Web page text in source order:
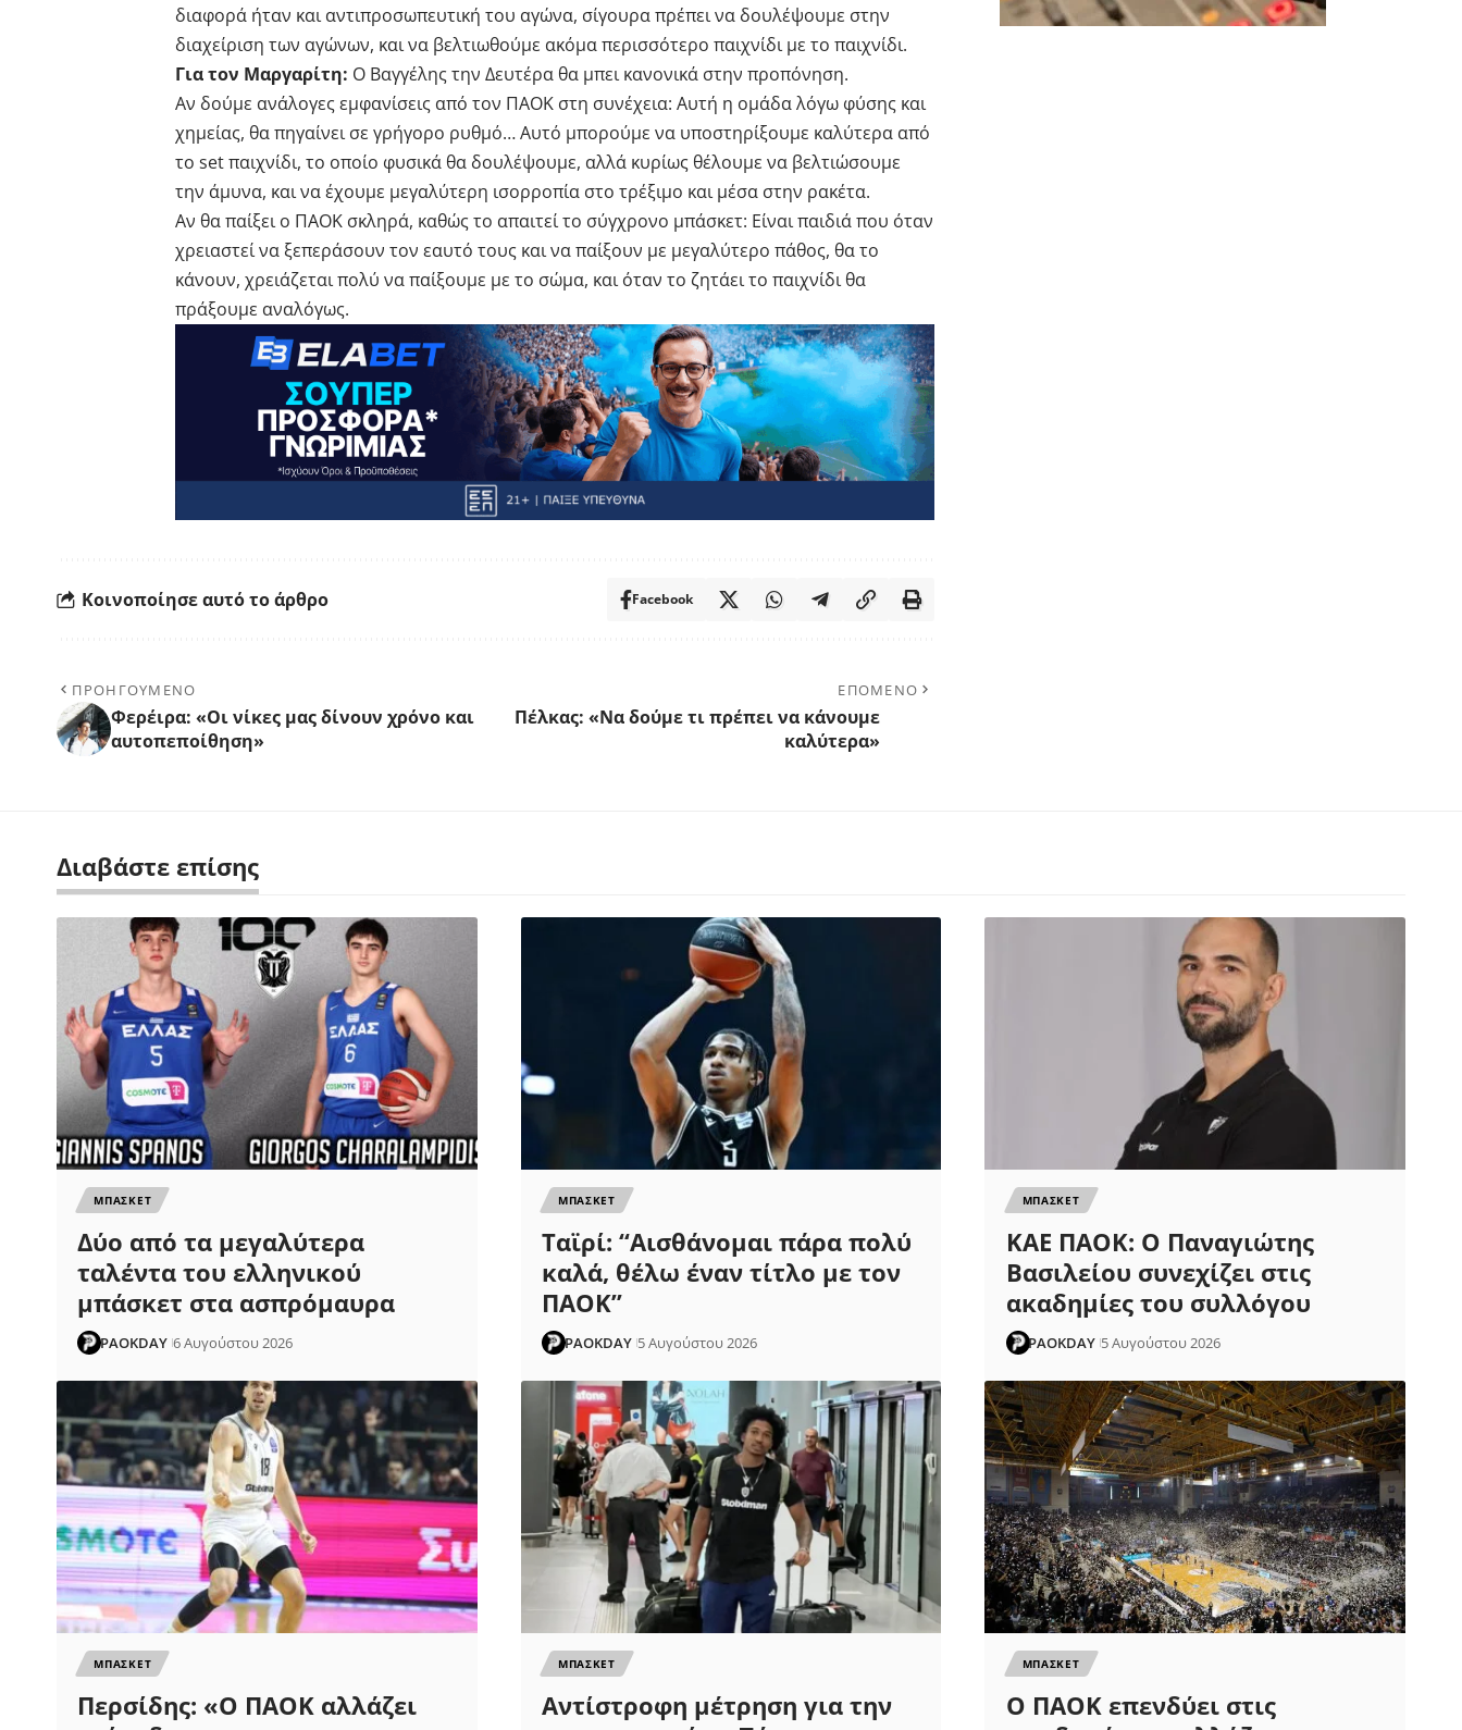
διαφορά ήταν και αντιπροσωπευτική του αγώνα, σίγουρα πρέπει να δουλέψουμε στην
διαχείριση των αγώνων, και να βελτιωθούμε ακόμα περισσότερο παιχνίδι με το παιχνίδι.
Για τον Μαργαρίτη: Ο Βαγγέλης την Δευτέρα θα μπει κανονικά στην προπόνηση.
Αν δούμε ανάλογες εμφανίσεις από τον ΠΑΟΚ στη συνέχεια: Αυτή η ομάδα λόγω φύσης και
χημείας, θα πηγαίνει σε γρήγορο ρυθμό… Αυτό μπορούμε να υποστηρίξουμε καλύτερα από
το set παιχνίδι, το οποίο φυσικά θα δουλέψουμε, αλλά κυρίως θέλουμε να βελτιώσουμε
την άμυνα, και να έχουμε μεγαλύτερη ισορροπία στο τρέξιμο και μέσα στην ρακέτα.
Αν θα παίξει ο ΠΑΟΚ σκληρά, καθώς το απαιτεί το σύγχρονο μπάσκετ: Είναι παιδιά που όταν
χρειαστεί να ξεπεράσουν τον εαυτό τους και να παίξουν με μεγαλύτερο πάθος, θα το
κάνουν, χρειάζεται πολύ να παίξουμε με το σώμα, και όταν το ζητάει το παιχνίδι θα
πράξουμε αναλόγως.
Κοινοποίησε αυτό το άρθρο Facebook
ΠΡΟΗΓΟΥΜΕΝΟ
Φερέιρα: «Oι νίκες μας δίνουν χρόνο και
αυτοπεποίθηση»
ΕΠΟΜΕΝΟ
Πέλκας: «Να δούμε τι πρέπει να κάνουμε
καλύτερα»
Διαβάστε επίσης
ΜΠΑΣΚΕΤ
Δύο από τα μεγαλύτερα
ταλέντα του ελληνικού
μπάσκετ στα ασπρόμαυρα
PAOKDAY 6 Αυγούστου 2026
ΜΠΑΣΚΕΤ
Ταϊρί: “Αισθάνομαι πάρα πολύ
καλά, θέλω έναν τίτλο με τον
ΠΑΟΚ”
PAOKDAY 5 Αυγούστου 2026
ΜΠΑΣΚΕΤ
ΚΑΕ ΠΑΟΚ: Ο Παναγιώτης
Βασιλείου συνεχίζει στις
ακαδημίες του συλλόγου
PAOKDAY 5 Αυγούστου 2026
ΜΠΑΣΚΕΤ
Περσίδης: «Ο ΠΑΟΚ αλλάζει
ΜΠΑΣΚΕΤ
Αντίστροφη μέτρηση για την
ΜΠΑΣΚΕΤ
Ο ΠΑΟΚ επενδύει στις